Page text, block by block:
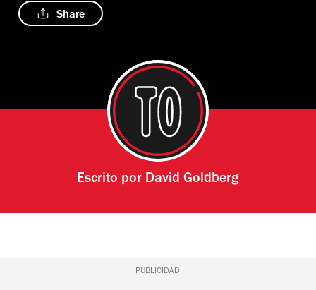
Share
Escrito por David Goldberg
PUBLICIDAD